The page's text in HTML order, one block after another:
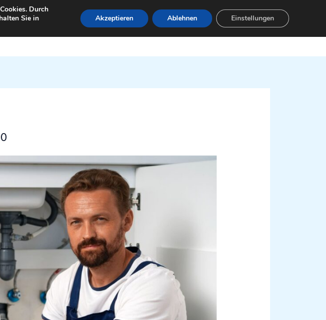
StartSeite Leistungen Servicebereiche
Durch
Sie in
Akzeptieren Ablehnen Einstellungen